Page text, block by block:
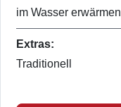
im Wasser erwärmen
Extras:
Traditionell